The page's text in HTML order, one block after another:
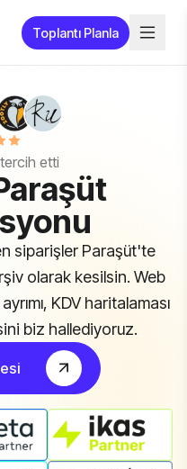
Toplantı Planla
etti
siparişler Paraşüt'te
olarak kesilsin. Web
KDV haritalaması
biz hallediyoruz.